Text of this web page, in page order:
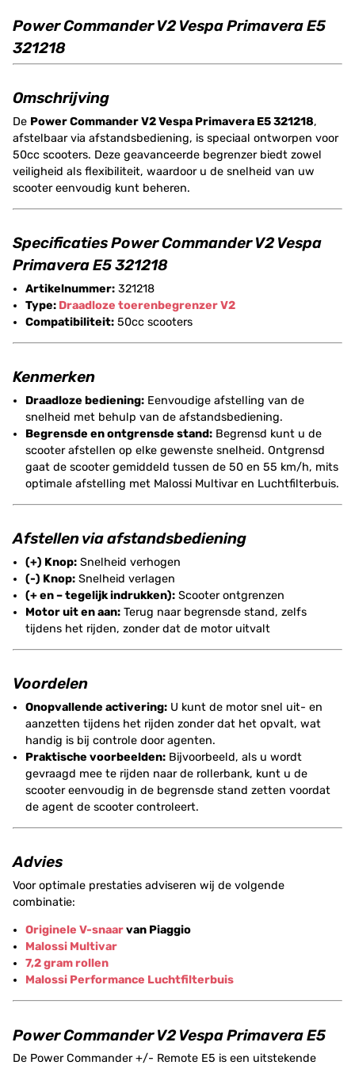
Power Commander V2 Vespa Primavera E5
321218
Omschrijving
De Power Commander V2 Vespa Primavera E5 321218,
afstelbaar via afstandsbediening, is speciaal ontworpen voor
50cc scooters. Deze geavanceerde begrenzer biedt zowel
veiligheid als flexibiliteit, waardoor u de snelheid van uw
scooter eenvoudig kunt beheren.
Specificaties Power Commander V2 Vespa
Primavera E5 321218
Artikelnummer: 321218
Type: Draadloze toerenbegrenzer V2
Compatibiliteit: 50cc scooters
Kenmerken
Draadloze bediening: Eenvoudige afstelling van de
snelheid met behulp van de afstandsbediening.
Begrensde en ontgrensde stand: Begrensd kunt u de
scooter afstellen op elke gewenste snelheid. Ontgrensd
gaat de scooter gemiddeld tussen de 50 en 55 km/h, mits
optimale afstelling met Malossi Multivar en Luchtfilterbuis.
Afstellen via afstandsbediening
(+) Knop: Snelheid verhogen
(-) Knop: Snelheid verlagen
(+ en – tegelijk indrukken): Scooter ontgrenzen
Motor uit en aan: Terug naar begrensde stand, zelfs
tijdens het rijden, zonder dat de motor uitvalt
Voordelen
Onopvallende activering: U kunt de motor snel uit- en
aanzetten tijdens het rijden zonder dat het opvalt, wat
handig is bij controle door agenten.
Praktische voorbeelden: Bijvoorbeeld, als u wordt
gevraagd mee te rijden naar de rollerbank, kunt u de
scooter eenvoudig in de begrensde stand zetten voordat
de agent de scooter controleert.
Advies
Voor optimale prestaties adviseren wij de volgende
combinatie:
Originele V-snaarvan Piaggio
Malossi Multivar
7,2 gram rollen
Malossi Performance Luchtfilterbuis
Power Commander V2 Vespa Primavera E5
De Power Commander +/- Remote E5 is een uitstekende